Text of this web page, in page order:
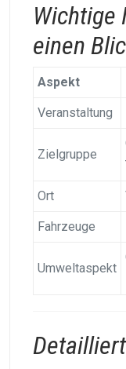
Wichtige
einen
Aspekt
Veranstaltung
Zielgruppe
Ort
Fahrzeuge
Umweltaspekt